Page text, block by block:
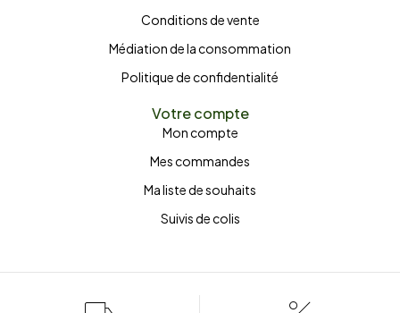
Conditions de vente
Médiation de la consommation
Politique de confidentialité
Votre compte
Mon compte
Mes commandes
Ma liste de souhaits
Suivis de colis